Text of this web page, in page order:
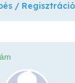
/ Regisztráció